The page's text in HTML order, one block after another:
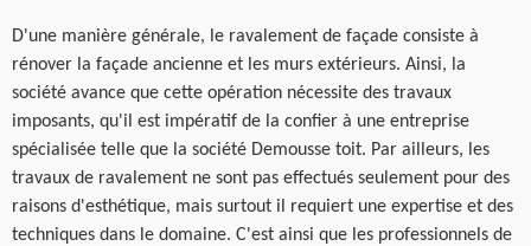
D'une manière générale, le ravalement de façade consiste à
rénover la façade ancienne et les murs extérieurs. Ainsi, la
société avance que cette opération nécessite des travaux
imposants, qu'il est impératif de la confier à une entreprise
spécialisée telle que la société Demousse toit. Par ailleurs, les
travaux de ravalement ne sont pas effectués seulement pour des
raisons d'esthétique, mais surtout il requiert une expertise et des
techniques dans le domaine. C'est ainsi que les professionnels de